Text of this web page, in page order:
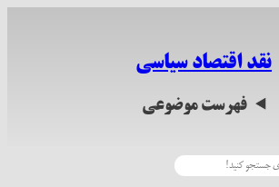
نقد اقتصاد سیاسی
فهرست موضوعی